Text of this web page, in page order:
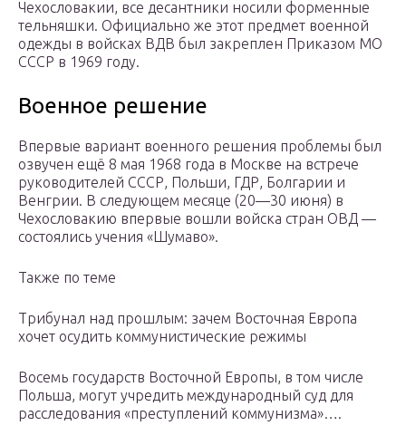
Чехословакии, все десантники носили форменные
тельняшки. Официально же этот предмет военной
одежды в войсках ВДВ был закреплен Приказом МО
СССР в 1969 году.
Военное решение
Впервые вариант военного решения проблемы был
озвучен ещё 8 мая 1968 года в Москве на встрече
руководителей СССР, Польши, ГДР, Болгарии и
Венгрии. В следующем месяце (20—30 июня) в
Чехословакию впервые вошли войска стран ОВД —
состоялись учения «Шумаво».
Также по теме
Трибунал над прошлым: зачем Восточная Европа
хочет осудить коммунистические режимы
Восемь государств Восточной Европы, в том числе
Польша, могут учредить международный суд для
расследования «преступлений коммунизма»….